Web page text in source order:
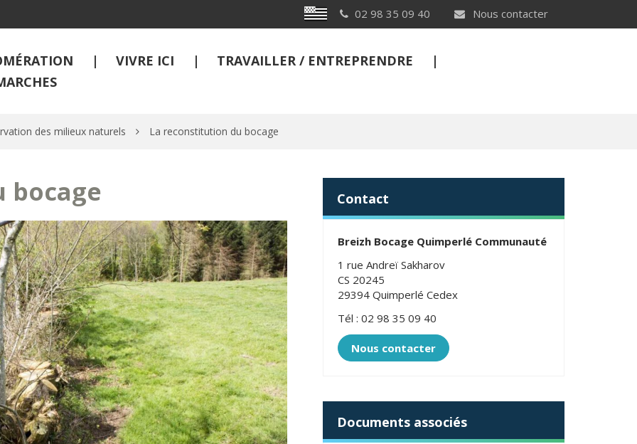
Breton 02 98 35 09 40 Nous contacter
VIVRE ICI
TRAVAILLER / ENTREPRENDRE
des milieux naturels La reconstitution du bocage
bocage Contact
Breizh Bocage Quimperlé Communauté
1 rue Andreï Sakharov
CS 20245
29394 Quimperlé Cedex
Tél : 02 98 35 09 40
Nous contacter
Documents associés